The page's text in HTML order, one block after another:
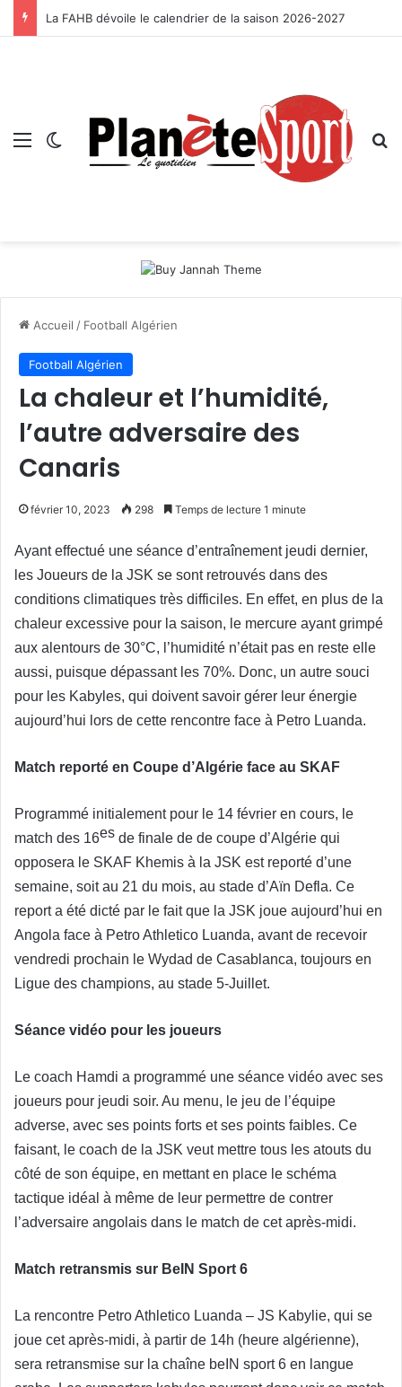
La FAHB dévoile le calendrier de la saison 2026-2027
Menu Switch skin
Accueil / Football Algérien
Football Algérien
La chaleur et l’humidité,
l’autre adversaire des
Canaris
février 10, 2023 298 Temps de lecture 1 minute
Ayant effectué une séance d’entraînement jeudi dernier,
les Joueurs de la JSK se sont retrouvés dans des
conditions climatiques très difficiles. En effet, en plus de la
chaleur excessive pour la saison, le mercure ayant grimpé
aux alentours de 30°C, l’humidité n’était pas en reste elle
aussi, puisque dépassant les 70%. Donc, un autre souci
pour les Kabyles, qui doivent savoir gérer leur énergie
aujourd’hui lors de cette rencontre face à Petro Luanda.
Match reporté en Coupe d’Algérie face au SKAF
Programmé initialement pour le 14 février en cours, le
match des 16es de finale de de coupe d’Algérie qui
opposera le SKAF Khemis à la JSK est reporté d’une
semaine, soit au 21 du mois, au stade d’Aïn Defla. Ce
report a été dicté par le fait que la JSK joue aujourd’hui en
Angola face à Petro Athletico Luanda, avant de recevoir
vendredi prochain le Wydad de Casablanca, toujours en
Ligue des champions, au stade 5-Juillet.
Séance vidéo pour les joueurs
Le coach Hamdi a programmé une séance vidéo avec ses
joueurs pour jeudi soir. Au menu, le jeu de l’équipe
adverse, avec ses points forts et ses points faibles. Ce
faisant, le coach de la JSK veut mettre tous les atouts du
côté de son équipe, en mettant en place le schéma
tactique idéal à même de leur permettre de contrer
l’adversaire angolais dans le match de cet après-midi.
Match retransmis sur BeIN Sport 6
La rencontre Petro Athletico Luanda – JS Kabylie, qui se
joue cet après-midi, à partir de 14h (heure algérienne),
sera retransmise sur la chaîne beIN sport 6 en langue